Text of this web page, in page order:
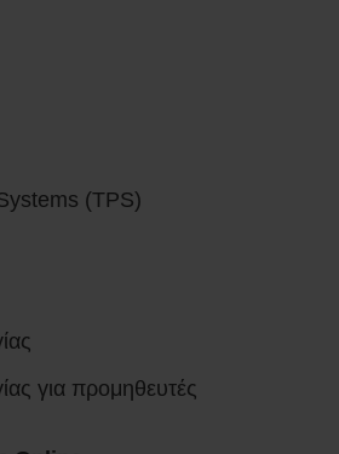
(TPS)
για προμηθευτές